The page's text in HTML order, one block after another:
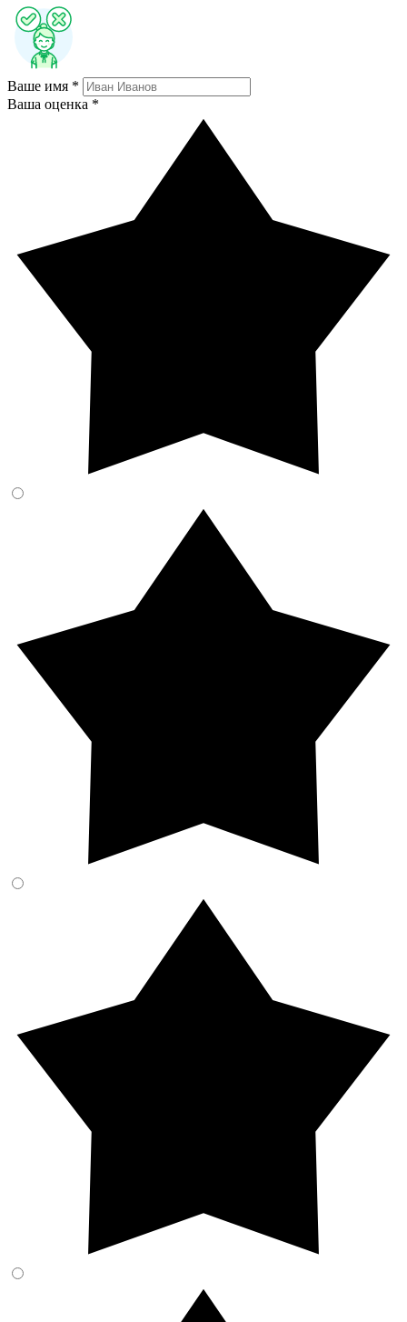
Ваше имя *
Ваша оценка *